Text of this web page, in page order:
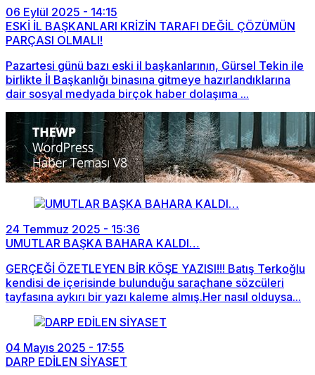
06 Eylül 2025 - 14:15
ESKİ İL BAŞKANLARI KRİZİN TARAFI DEĞİL ÇÖZÜMÜN
PARÇASI OLMALI!
Pazartesi günü bazı eski il başkanlarının, Gürsel Tekin ile
birlikte İl Başkanlığı binasına gitmeye hazırlandıklarına
dair sosyal medyada birçok haber dolaşıma ...
24 Temmuz 2025 - 15:36
UMUTLAR BAŞKA BAHARA KALDI…
GERÇEĞİ ÖZETLEYEN BİR KÖŞE YAZISI!!! Batış Terkoğlu
kendisi de içerisinde bulunduğu saraçhane sözcüleri
tayfasına aykırı bir yazı kaleme almış.Her nasıl olduysa...
04 Mayıs 2025 - 17:55
DARP EDİLEN SİYASET